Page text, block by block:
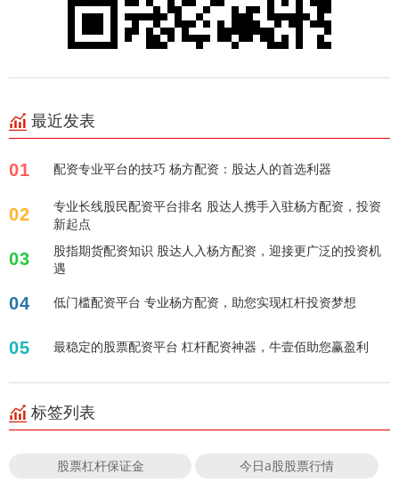
最近发表
01 配资专业平台的技巧 杨方配资：股达人的首选利器
02
专业长线股民配资平台排名 股达人携手入驻杨方配资，投资
新起点
03
股指期货配资知识 股达人入杨方配资，迎接更广泛的投资机
遇
04 低门槛配资平台 专业杨方配资，助您实现杠杆投资梦想
05 最稳定的股票配资平台 杠杆配资神器，牛壹佰助您赢盈利
标签列表
股票杠杆保证金 今日a股股票行情